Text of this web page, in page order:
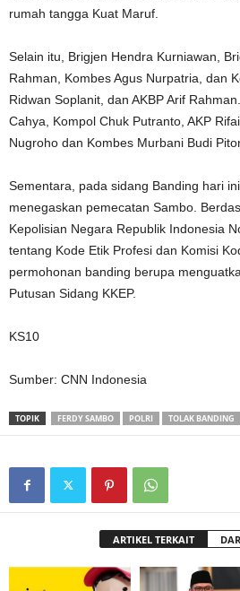
rumah tangga Kuat Maruf.
Selain itu, Brigjen Hendra Kurniawan,
Rahman, Kombes Agus Nurpatria, dan
Ridwan Soplanit, dan AKBP Arif
Cahya, Kompol Chuk Putranto, AKP
Nugroho dan Kombes Murbani Budi
Sementara, pada sidang Banding hari
menegaskan pemecatan Sambo.
Kepolisian Negara Republik Indonesia
tentang Kode Etik Profesi dan Komisi
permohonan banding berupa
Putusan Sidang KKEP.
KS10
Sumber: CNN Indonesia
TOPIK FERDY SAMBO POLRI TOLAK BANDING
ARTIKEL TERKAIT